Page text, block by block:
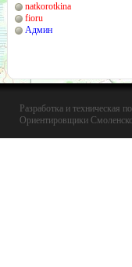
natkorotkina
fioru
Админ
Разработка и техническая
Ориентировщики